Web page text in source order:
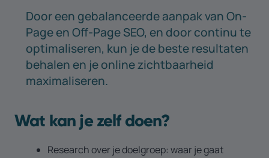
Door een gebalanceerde aanpak van On-
Page en Off-Page SEO, en door continu te
optimaliseren, kun je de beste resultaten
behalen en je online zichtbaarheid
maximaliseren.
Wat kan je zelf doen?
Research over je doelgroep: waar je gaat